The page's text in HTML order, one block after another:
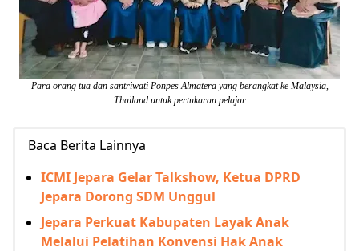
Para orang tua dan santriwati Ponpes Almatera yang berangkat ke Malaysia,
Thailand untuk pertukaran pelajar
Baca Berita Lainnya
ICMI Jepara Gelar Talkshow, Ketua DPRD
Jepara Dorong SDM Unggul
Jepara Perkuat Kabupaten Layak Anak
Melalui Pelatihan Konvensi Hak Anak